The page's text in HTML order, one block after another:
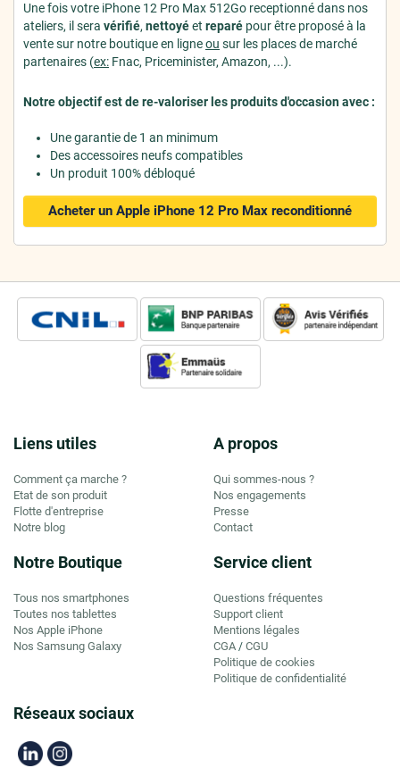
Une fois votre iPhone 12 Pro Max 512Go receptionné dans nos
ateliers, il sera vérifié, nettoyéet reparé pour être proposé à la
vente sur notre boutique en ligneou sur les places de marché
partenaires (ex: Fnac, Priceminister, Amazon, ...).
Notre objectif est de re-valoriser les produits d'occasion avec :
Une garantie de 1 an minimum
Des accessoires neufs compatibles
Un produit 100% débloqué
Acheter un Apple iPhone 12 Pro Max reconditionné
Liens utiles
Comment ça marche ?
Etat de son produit
Flotte d'entreprise
Notre blog
A propos
Qui sommes-nous ?
Nos engagements
Presse
Contact
Notre Boutique
Tous nos smartphones
Toutes nos tablettes
Nos Apple iPhone
Nos Samsung Galaxy
Service client
Questions fréquentes
Support client
Mentions légales
CGA / CGU
Politique de cookies
Politique de confidentialité
Réseaux sociaux